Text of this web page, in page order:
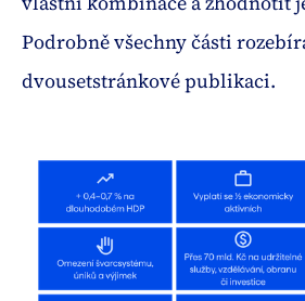
Podrobně všechny části
dvousetstránkové publikaci.